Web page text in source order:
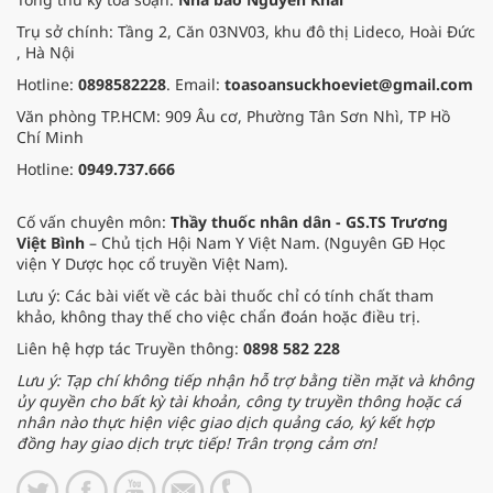
Trụ sở chính: Tầng 2, Căn 03NV03, khu đô thị Lideco, Hoài Đức
, Hà Nội
Hotline: 0898582228. Email: toasoansuckhoeviet@gmail.com
Văn phòng TP.HCM: 909 Âu cơ, Phường Tân Sơn Nhì, TP Hồ
Chí Minh
Hotline: 0949.737.666
Cố vấn chuyên môn: Thầy thuốc nhân dân - GS.TS Trương
Việt Bình – Chủ tịch Hội Nam Y Việt Nam. (Nguyên GĐ Học
viện Y Dược học cổ truyền Việt Nam).
Lưu ý: Các bài viết về các bài thuốc chỉ có tính chất tham
khảo, không thay thế cho việc chẩn đoán hoặc điều trị.
Liên hệ hợp tác Truyền thông: 0898 582 228
Lưu ý: Tạp chí không tiếp nhận hỗ trợ bằng tiền mặt và không
ủy quyền cho bất kỳ tài khoản, công ty truyền thông hoặc cá
nhân nào thực hiện việc giao dịch quảng cáo, ký kết hợp
đồng hay giao dịch trực tiếp! Trân trọng cảm ơn!